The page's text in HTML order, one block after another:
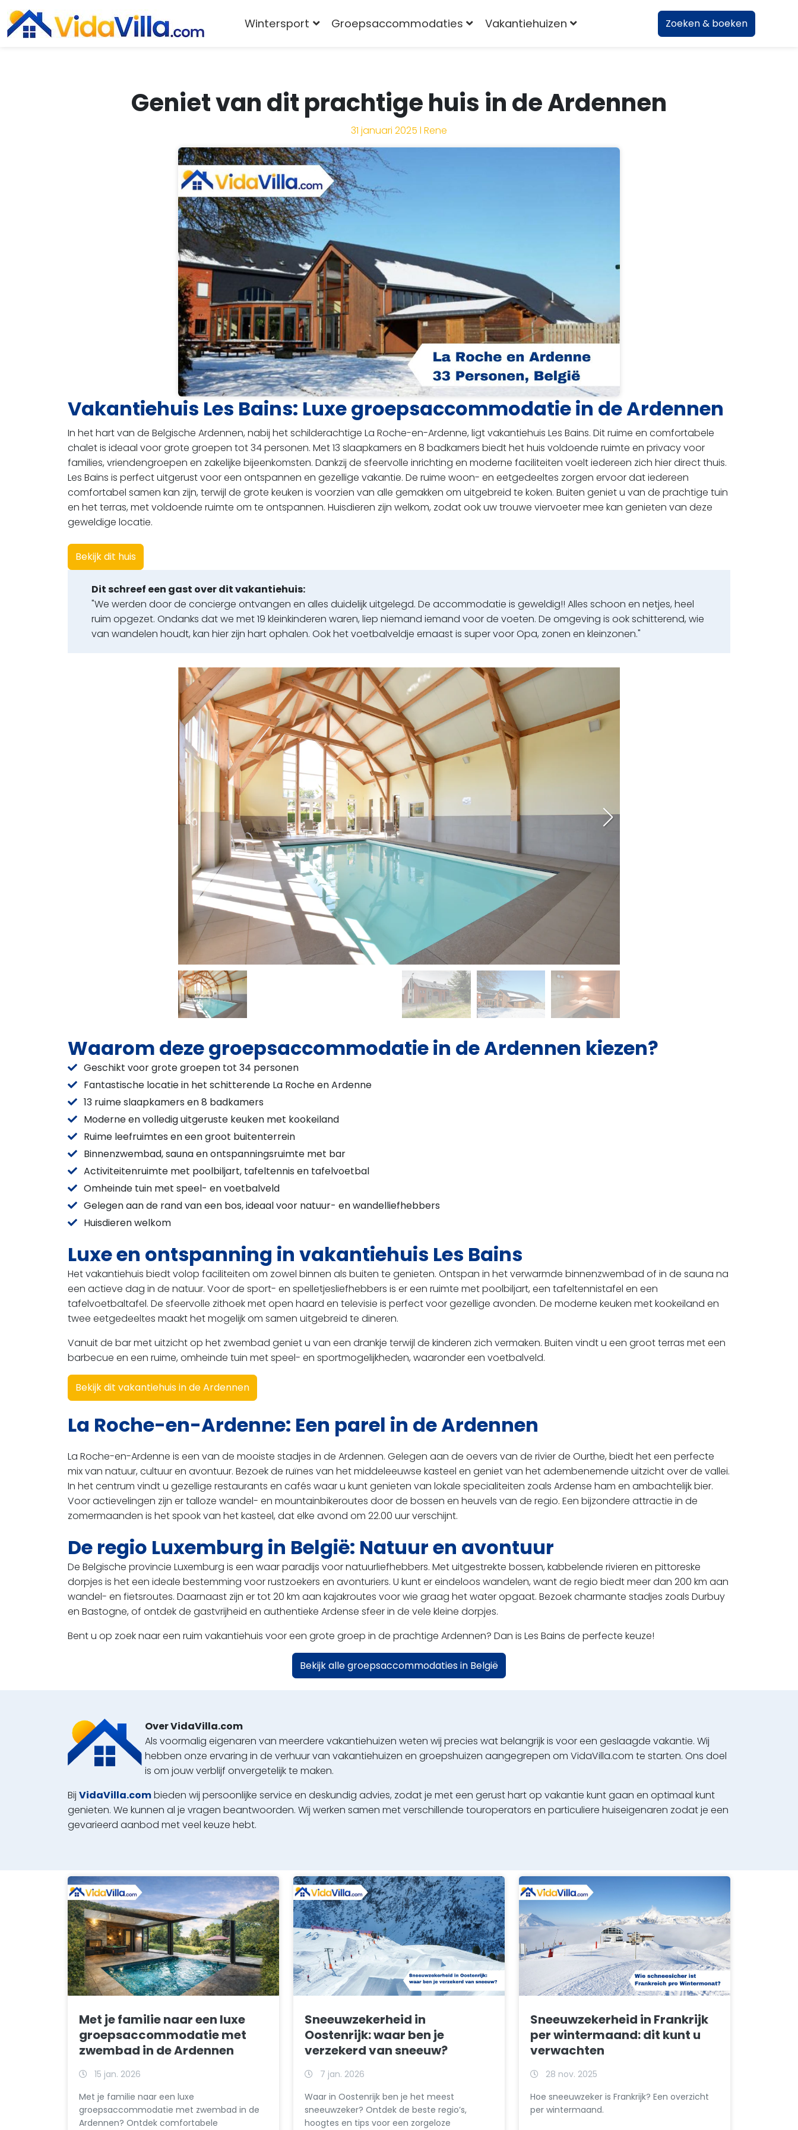
Geniet van dit prachtige huis in de Ardennen
31 januari 2025 l Rene
Vakantiehuis Les Bains: Luxe groepsaccommodatie in de Ardennen
In het hart van de Belgische Ardennen, nabij het schilderachtige La Roche-en-Ardenne, ligt vakantiehuis Les Bains. Dit ruime en comfortabele
chalet is ideaal voor grote groepen tot 34 personen. Met 13 slaapkamers en 8 badkamers biedt het huis voldoende ruimte en privacy voor
families, vriendengroepen en zakelijke bijeenkomsten. Dankzij de sfeervolle inrichting en moderne faciliteiten voelt iedereen zich hier direct thuis.
Les Bains is perfect uitgerust voor een ontspannen en gezellige vakantie. De ruime woon- en eetgedeeltes zorgen ervoor dat iedereen
comfortabel samen kan zijn, terwijl de grote keuken is voorzien van alle gemakken om uitgebreid te koken. Buiten geniet u van de prachtige tuin
en het terras, met voldoende ruimte om te ontspannen. Huisdieren zijn welkom, zodat ook uw trouwe viervoeter mee kan genieten van deze
geweldige locatie.
Bekijk dit huis
Dit schreef een gast over dit vakantiehuis:
"We werden door de concierge ontvangen en alles duidelijk uitgelegd. De accommodatie is geweldig!! Alles schoon en netjes, heel
ruim opgezet. Ondanks dat we met 19 kleinkinderen waren, liep niemand iemand voor de voeten. De omgeving is ook schitterend, wie
van wandelen houdt, kan hier zijn hart ophalen. Ook het voetbalveldje ernaast is super voor Opa, zonen en kleinzonen."
Waarom deze groepsaccommodatie in de Ardennen kiezen?
Geschikt voor grote groepen tot 34 personen
Fantastische locatie in het schitterende La Roche en Ardenne
13 ruime slaapkamers en 8 badkamers
Moderne en volledig uitgeruste keuken met kookeiland
Ruime leefruimtes en een groot buitenterrein
Binnenzwembad, sauna en ontspanningsruimte met bar
Activiteitenruimte met poolbiljart, tafeltennis en tafelvoetbal
Omheinde tuin met speel- en voetbalveld
Gelegen aan de rand van een bos, ideaal voor natuur- en wandelliefhebbers
Huisdieren welkom
Luxe en ontspanning in vakantiehuis Les Bains
Het vakantiehuis biedt volop faciliteiten om zowel binnen als buiten te genieten. Ontspan in het verwarmde binnenzwembad of in de sauna na
een actieve dag in de natuur. Voor de sport- en spelletjesliefhebbers is er een ruimte met poolbiljart, een tafeltennistafel en een
tafelvoetbaltafel. De sfeervolle zithoek met open haard en televisie is perfect voor gezellige avonden. De moderne keuken met kookeiland en
twee eetgedeeltes maakt het mogelijk om samen uitgebreid te dineren.
Vanuit de bar met uitzicht op het zwembad geniet u van een drankje terwijl de kinderen zich vermaken. Buiten vindt u een groot terras met een
barbecue en een ruime, omheinde tuin met speel- en sportmogelijkheden, waaronder een voetbalveld.
Bekijk dit vakantiehuis in de Ardennen
La Roche-en-Ardenne: Een parel in de Ardennen
La Roche-en-Ardenne is een van de mooiste stadjes in de Ardennen. Gelegen aan de oevers van de rivier de Ourthe, biedt het een perfecte
mix van natuur, cultuur en avontuur. Bezoek de ruïnes van het middeleeuwse kasteel en geniet van het adembenemende uitzicht over de vallei.
In het centrum vindt u gezellige restaurants en cafés waar u kunt genieten van lokale specialiteiten zoals Ardense ham en ambachtelijk bier.
Voor actievelingen zijn er talloze wandel- en mountainbikeroutes door de bossen en heuvels van de regio. Een bijzondere attractie in de
zomermaanden is het spook van het kasteel, dat elke avond om 22.00 uur verschijnt.
De regio Luxemburg in België: Natuur en avontuur
De Belgische provincie Luxemburg is een waar paradijs voor natuurliefhebbers. Met uitgestrekte bossen, kabbelende rivieren en pittoreske
dorpjes is het een ideale bestemming voor rustzoekers en avonturiers. U kunt er eindeloos wandelen, want de regio biedt meer dan 200 km aan
wandel- en fietsroutes. Daarnaast zijn er tot 20 km aan kajakroutes voor wie graag het water opgaat. Bezoek charmante stadjes zoals Durbuy
en Bastogne, of ontdek de gastvrijheid en authentieke Ardense sfeer in de vele kleine dorpjes.
Bent u op zoek naar een ruim vakantiehuis voor een grote groep in de prachtige Ardennen? Dan is Les Bains de perfecte keuze!
Bekijk alle groepsaccommodaties in België
Over VidaVilla.com
Als voormalig eigenaren van meerdere vakantiehuizen weten wij precies wat belangrijk is voor een geslaagde vakantie. Wij
hebben onze ervaring in de verhuur van vakantiehuizen en groepshuizen aangegrepen om VidaVilla.com te starten. Ons doel
is om jouw verblijf onvergetelijk te maken.
Bij VidaVilla.combieden wij persoonlijke service en deskundig advies, zodat je met een gerust hart op vakantie kunt gaan en optimaal kunt
genieten. We kunnen al je vragen beantwoorden. Wij werken samen met verschillende touroperators en particuliere huiseigenaren zodat je een
gevarieerd aanbod met veel keuze hebt.
Met je familie naar een luxe
groepsaccommodatie met
zwembad in de Ardennen
15 jan. 2026
Met je familie naar een luxe
groepsaccommodatie met zwembad in de
Ardennen? Ontdek comfortabele
Sneeuwzekerheid in
Oostenrijk: waar ben je
verzekerd van sneeuw?
7 jan. 2026
Waar in Oostenrijk ben je het meest
sneeuwzeker? Ontdek de beste regio’s,
hoogtes en tips voor een zorgeloze
Sneeuwzekerheid in Frankrijk
per wintermaand: dit kunt u
verwachten
28 nov. 2025
Hoe sneeuwzeker is Frankrijk? Een overzicht
per wintermaand.
Wintersport Groepsaccommodaties Vakantiehuizen Zoeken & boeken